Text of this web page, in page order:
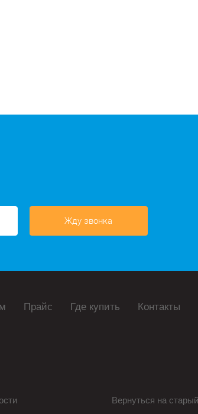
Жду звонка
Прайс Где купить Контакты
Вернуться на